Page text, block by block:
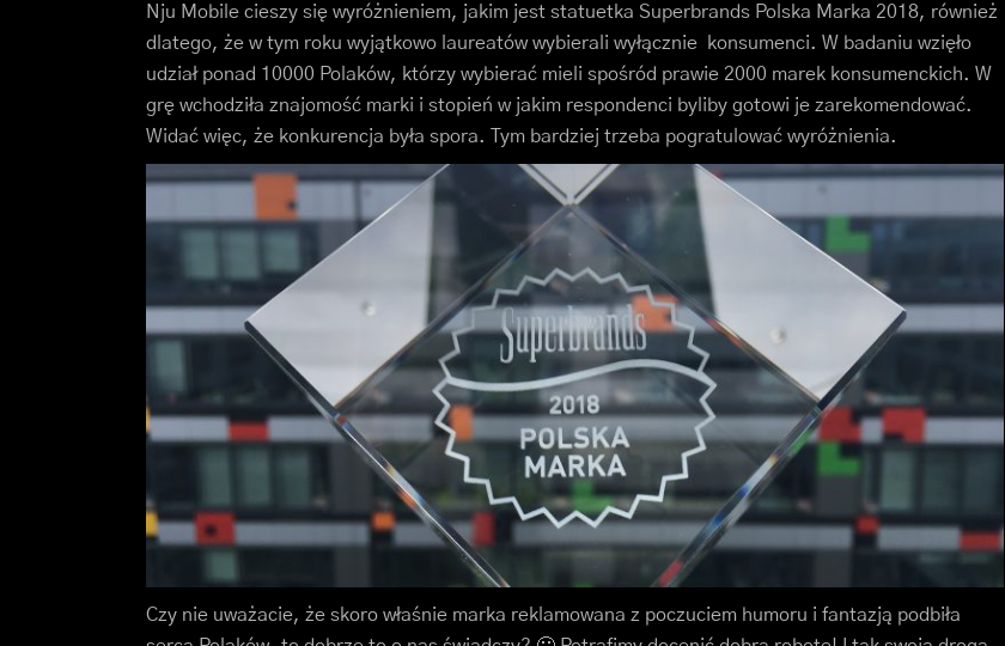
Nju Mobile cieszy się wyróżnieniem, jakim jest statuetka Superbrands Polska Marka 2018, również
dlatego, że w tym roku wyjątkowo laureatów wybierali wyłącznie konsumenci. W badaniu wzięło
udział ponad 10000 Polaków, którzy wybierać mieli spośród prawie 2000 marek konsumenckich. W
grę wchodziła znajomość marki i stopień w jakim respondenci byliby gotowi je zarekomendować.
Widać więc, że konkurencja była spora. Tym bardziej trzeba pogratulować wyróżnienia.
Czy nie uważacie, że skoro właśnie marka reklamowana z poczuciem humoru i fantazją podbiła